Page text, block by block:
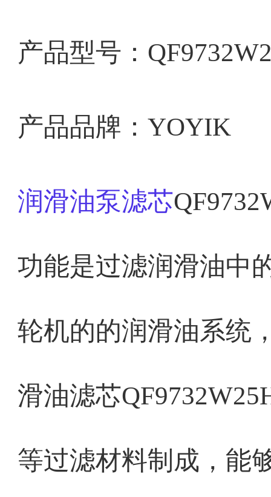
产品型号：
产品品牌：YOYIK
润滑油泵滤芯
功能是过滤润滑油中
轮机的的润滑油系统
滑油滤芯
等过滤材料制成，能